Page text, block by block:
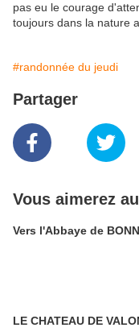
pas eu le courage
toujours dans la nature
#randonnée du jeudi
Partager
Vous aimerez
Vers l'Abbaye de
LE CHATEAU DE